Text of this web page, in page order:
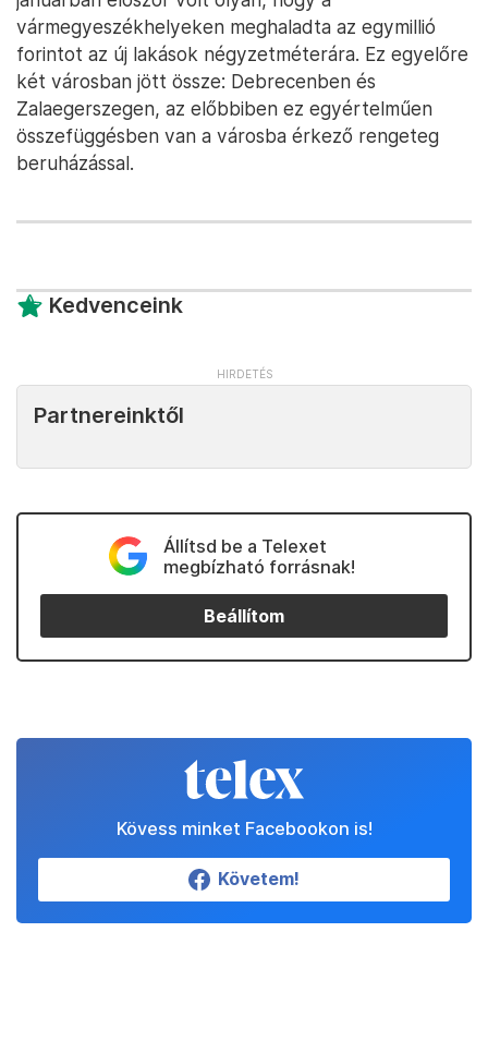
vármegyeszékhelyeken meghaladta az egymillió
forintot az új lakások négyzetméterára. Ez egyelőre
két városban jött össze: Debrecenben és
Zalaegerszegen, az előbbiben ez egyértelműen
összefüggésben van a városba érkező rengeteg
beruházással.
Kedvenceink
Partnereinktől
Állítsd be a Telexet
megbízható forrásnak!
Beállítom
Kövess minket Facebookon is!
Követem!